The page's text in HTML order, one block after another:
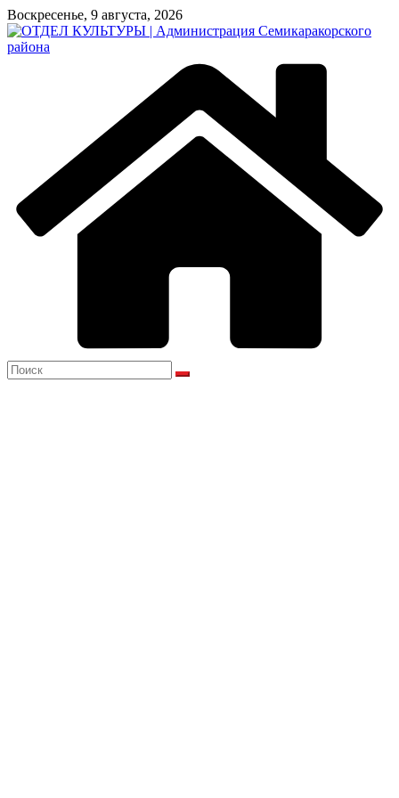
Перейти
к
содержимому
Воскресенье, 9 августа, 2026